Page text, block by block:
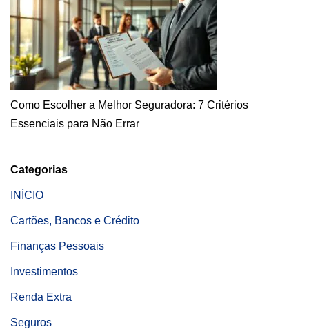
Como Escolher a Melhor Seguradora: 7 Critérios
Essenciais para Não Errar
Categorias
INÍCIO
Cartões, Bancos e Crédito
Finanças Pessoais
Investimentos
Renda Extra
Seguros